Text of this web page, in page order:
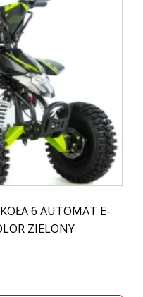
6 AUTOMAT E-
ZIELONY